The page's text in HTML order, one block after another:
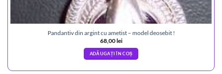
Pandantiv din argint cu ametist – model deosebit !
68,00lei
ADĂUGAȚI ÎN COȘ